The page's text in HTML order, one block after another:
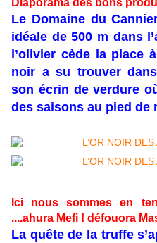
Diaporama des bons
Le Domaine du
idéale de 500 m dans
l’olivier cède la place
noir a su trouver
son écrin de verdure
des saisons au pied de
Ici nous sommes en
....ahura Mefi ! défouora
La quête de la truffe